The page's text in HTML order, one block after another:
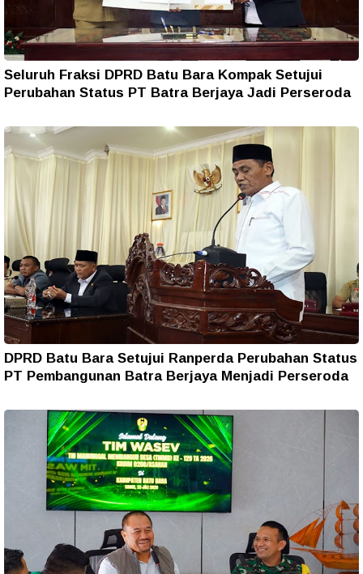
Seluruh Fraksi DPRD Batu Bara Kompak Setujui
Perubahan Status PT Batra Berjaya Jadi Perseroda
DPRD Batu Bara Setujui Ranperda Perubahan Status
PT Pembangunan Batra Berjaya Menjadi Perseroda